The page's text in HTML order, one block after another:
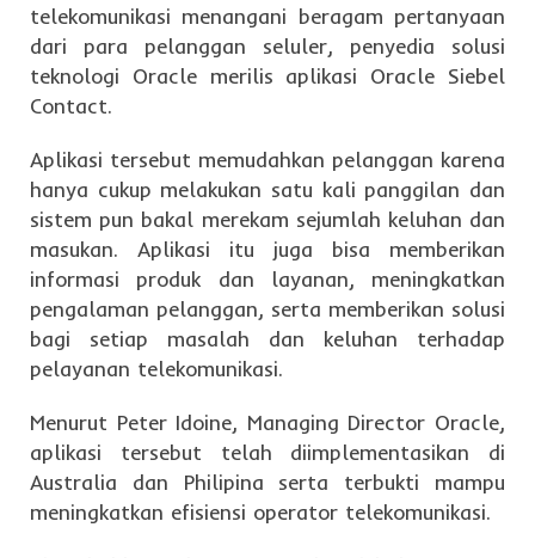
telekomunikasi menangani beragam pertanyaan
dari para pelanggan seluler, penyedia solusi
teknologi Oracle merilis aplikasi Oracle Siebel
Contact.
Aplikasi tersebut memudahkan pelanggan karena
hanya cukup melakukan satu kali panggilan dan
sistem pun bakal merekam sejumlah keluhan dan
masukan. Aplikasi itu juga bisa memberikan
informasi produk dan layanan, meningkatkan
pengalaman pelanggan, serta memberikan solusi
bagi setiap masalah dan keluhan terhadap
pelayanan telekomunikasi.
Menurut Peter Idoine, Managing Director Oracle,
aplikasi tersebut telah diimplementasikan di
Australia dan Philipina serta terbukti mampu
meningkatkan efisiensi operator telekomunikasi.